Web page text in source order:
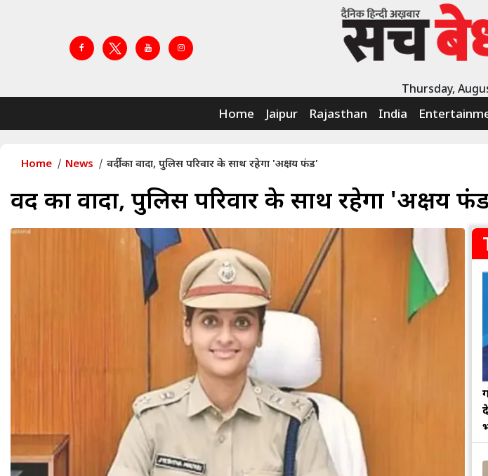
Thursday,
Home Jaipur Rajasthan India
Home News वर्दी का वादा, पुलिस परिवार के साथ रहेगा 'अक्षय फंड'
वर्दी का वादा, पुलिस परिवार के साथ रहेगा 'अक्षय